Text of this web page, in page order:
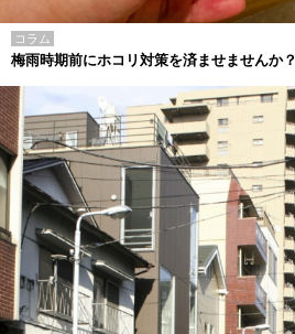
コラム
梅雨時期前にホコリ対策を済ませませんか？